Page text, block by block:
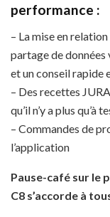
performance :
– La mise en
partage de données
et un conseil rapide
– Des recettes
qu’il n’y a plus qu’à
– Commandes de
l’application
Pause-café sur le
C8 s’accorde à